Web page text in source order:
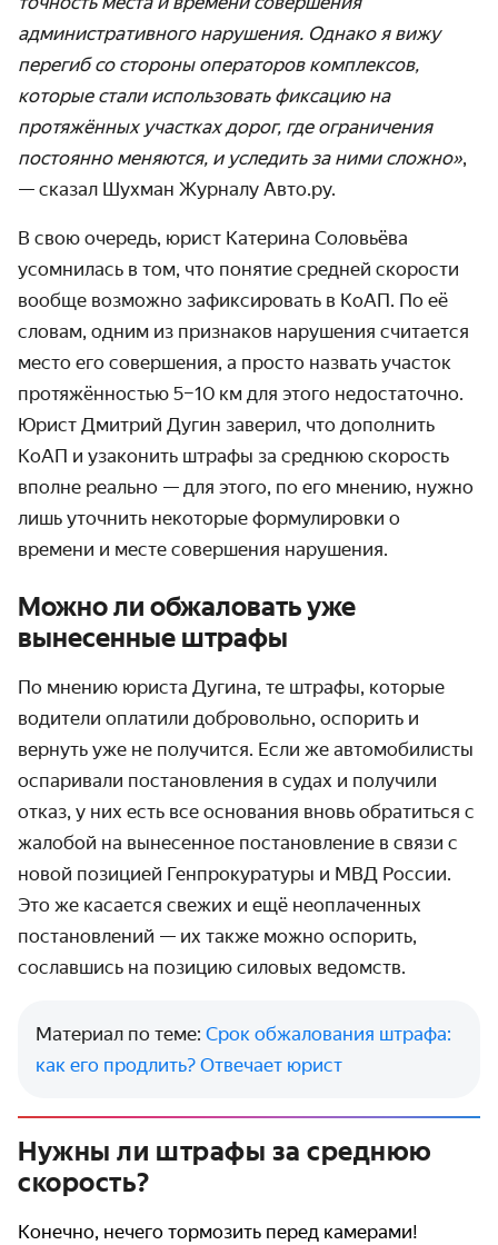
административного нарушения. Однако я вижу
перегиб со стороны операторов комплексов,
которые стали использовать фиксацию на
протяжённых участках дорог, где ограничения
постоянно меняются, и уследить за ними сложно»,
— сказал Шухман Журналу Авто.ру.
В свою очередь, юрист Катерина Соловьёва
усомнилась в том, что понятие средней скорости
вообще возможно зафиксировать в КоАП. По её
словам, одним из признаков нарушения считается
место его совершения, а просто назвать участок
протяжённостью 5–10 км для этого недостаточно.
Юрист Дмитрий Дугин заверил, что дополнить
КоАП и узаконить штрафы за среднюю скорость
вполне реально — для этого, по его мнению, нужно
лишь уточнить некоторые формулировки о
времени и месте совершения нарушения.
Можно ли обжаловать уже
вынесенные штрафы
По мнению юриста Дугина, те штрафы, которые
водители оплатили добровольно, оспорить и
вернуть уже не получится. Если же автомобилисты
оспаривали постановления в судах и получили
отказ, у них есть все основания вновь обратиться с
жалобой на вынесенное постановление в связи с
новой позицией Генпрокуратуры и МВД России.
Это же касается свежих и ещё неоплаченных
постановлений — их также можно оспорить,
сославшись на позицию силовых ведомств.
Материал по теме: Срок обжалования штрафа:
как его продлить? Отвечает юрист
Нужны ли штрафы за среднюю
скорость?
Конечно, нечего тормозить перед камерами!